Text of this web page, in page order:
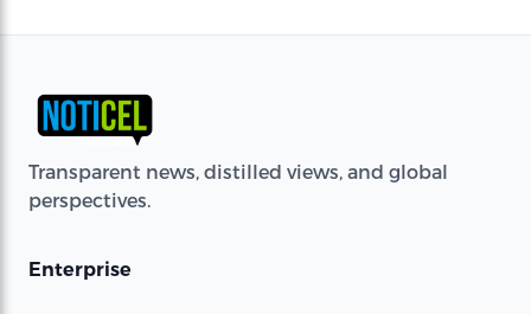
Transparent news, distilled views, and global
perspectives.
Enterprise